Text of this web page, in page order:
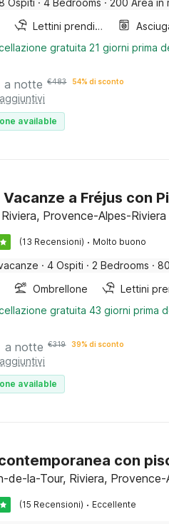
Ospiti · 4 Bedrooms · 200 Area in
Lettini prendisole
gratuita 21 giorni prima
a notte €483 54% di sconto
available
Vacanze a Fréjus con
Riviera, Provence-Alpes-Riviera
(13 Recensioni) · Molto buono
· 4 Ospiti · 2 Bedrooms ·
Ombrellone
gratuita 43 giorni prima
a notte €319 39% di sconto
available
con
de-la-Tour, Riviera, Provence-
(15 Recensioni) · Eccellente